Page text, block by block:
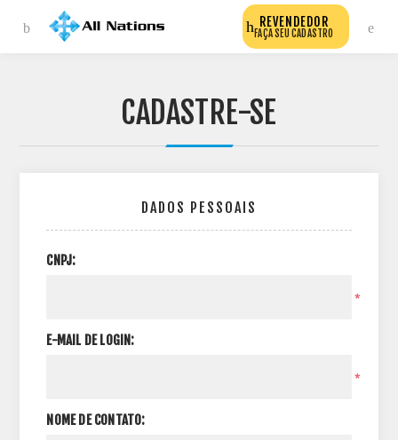
REVENDEDOR
FAÇA SEU CADASTRO
CADASTRE-SE
DADOS PESSOAIS
CNPJ:
*
E-MAIL DE LOGIN:
*
NOME DE CONTATO: